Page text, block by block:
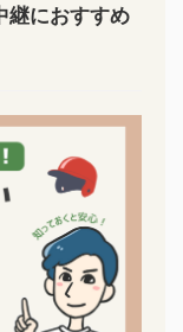
継におすすめ